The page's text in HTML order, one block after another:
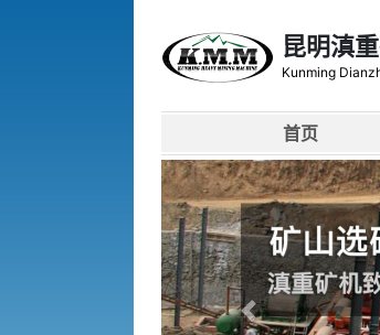
昆明滇
Kunming
首页
上一张